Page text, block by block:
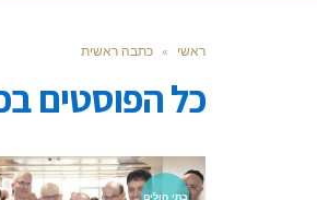
ראשי » כתבה ראשית
כל הפוסטים ב
בתי חולים